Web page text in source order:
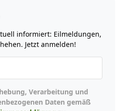
informiert: Eilmeldungen,
Jetzt anmelden!
Daten gemäß